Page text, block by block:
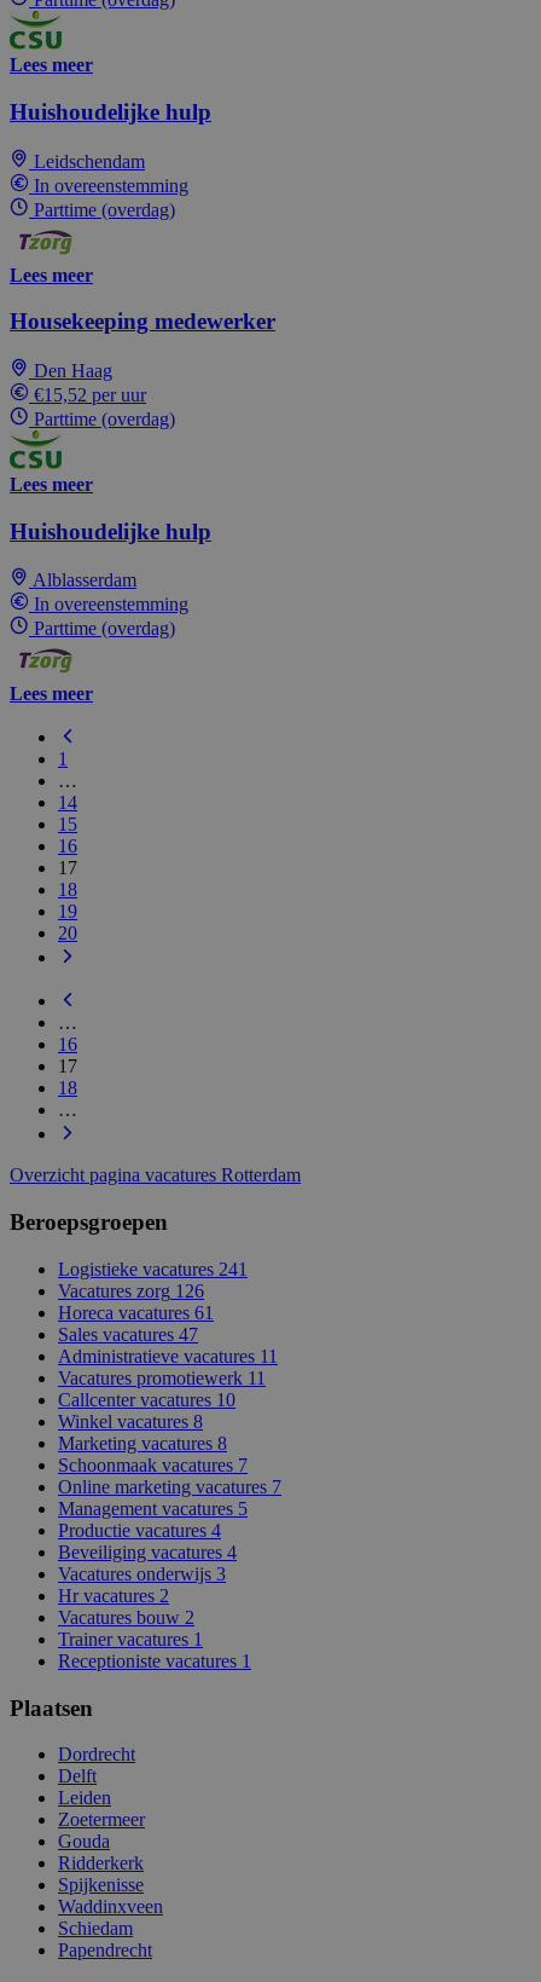
Lees meer
Huishoudelijke hulp
Leidschendam
In overeenstemming
Parttime (overdag)
Lees meer
Housekeeping medewerker
Den Haag
€15,52 per uur
Parttime (overdag)
Lees meer
Huishoudelijke hulp
Alblasserdam
In overeenstemming
Parttime (overdag)
Lees meer
1
…
14
15
16
17
18
19
20
…
16
17
18
…
Overzicht pagina vacatures Rotterdam
Beroepsgroepen
Logistieke vacatures 241
Vacatures zorg 126
Horeca vacatures 61
Sales vacatures 47
Administratieve vacatures 11
Vacatures promotiewerk 11
Callcenter vacatures 10
Winkel vacatures 8
Marketing vacatures 8
Schoonmaak vacatures 7
Online marketing vacatures 7
Management vacatures 5
Productie vacatures 4
Beveiliging vacatures 4
Vacatures onderwijs 3
Hr vacatures 2
Vacatures bouw 2
Trainer vacatures 1
Receptioniste vacatures 1
Plaatsen
Dordrecht
Delft
Leiden
Zoetermeer
Gouda
Ridderkerk
Spijkenisse
Waddinxveen
Schiedam
Papendrecht